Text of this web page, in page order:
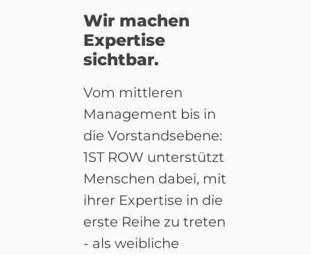
Wir machen
Expertise
sichtbar.
Vom mittleren
Management bis in
die Vorstandsebene:
1ST ROW unterstützt
Menschen dabei, mit
ihrer Expertise in die
erste Reihe zu treten
- als weibliche